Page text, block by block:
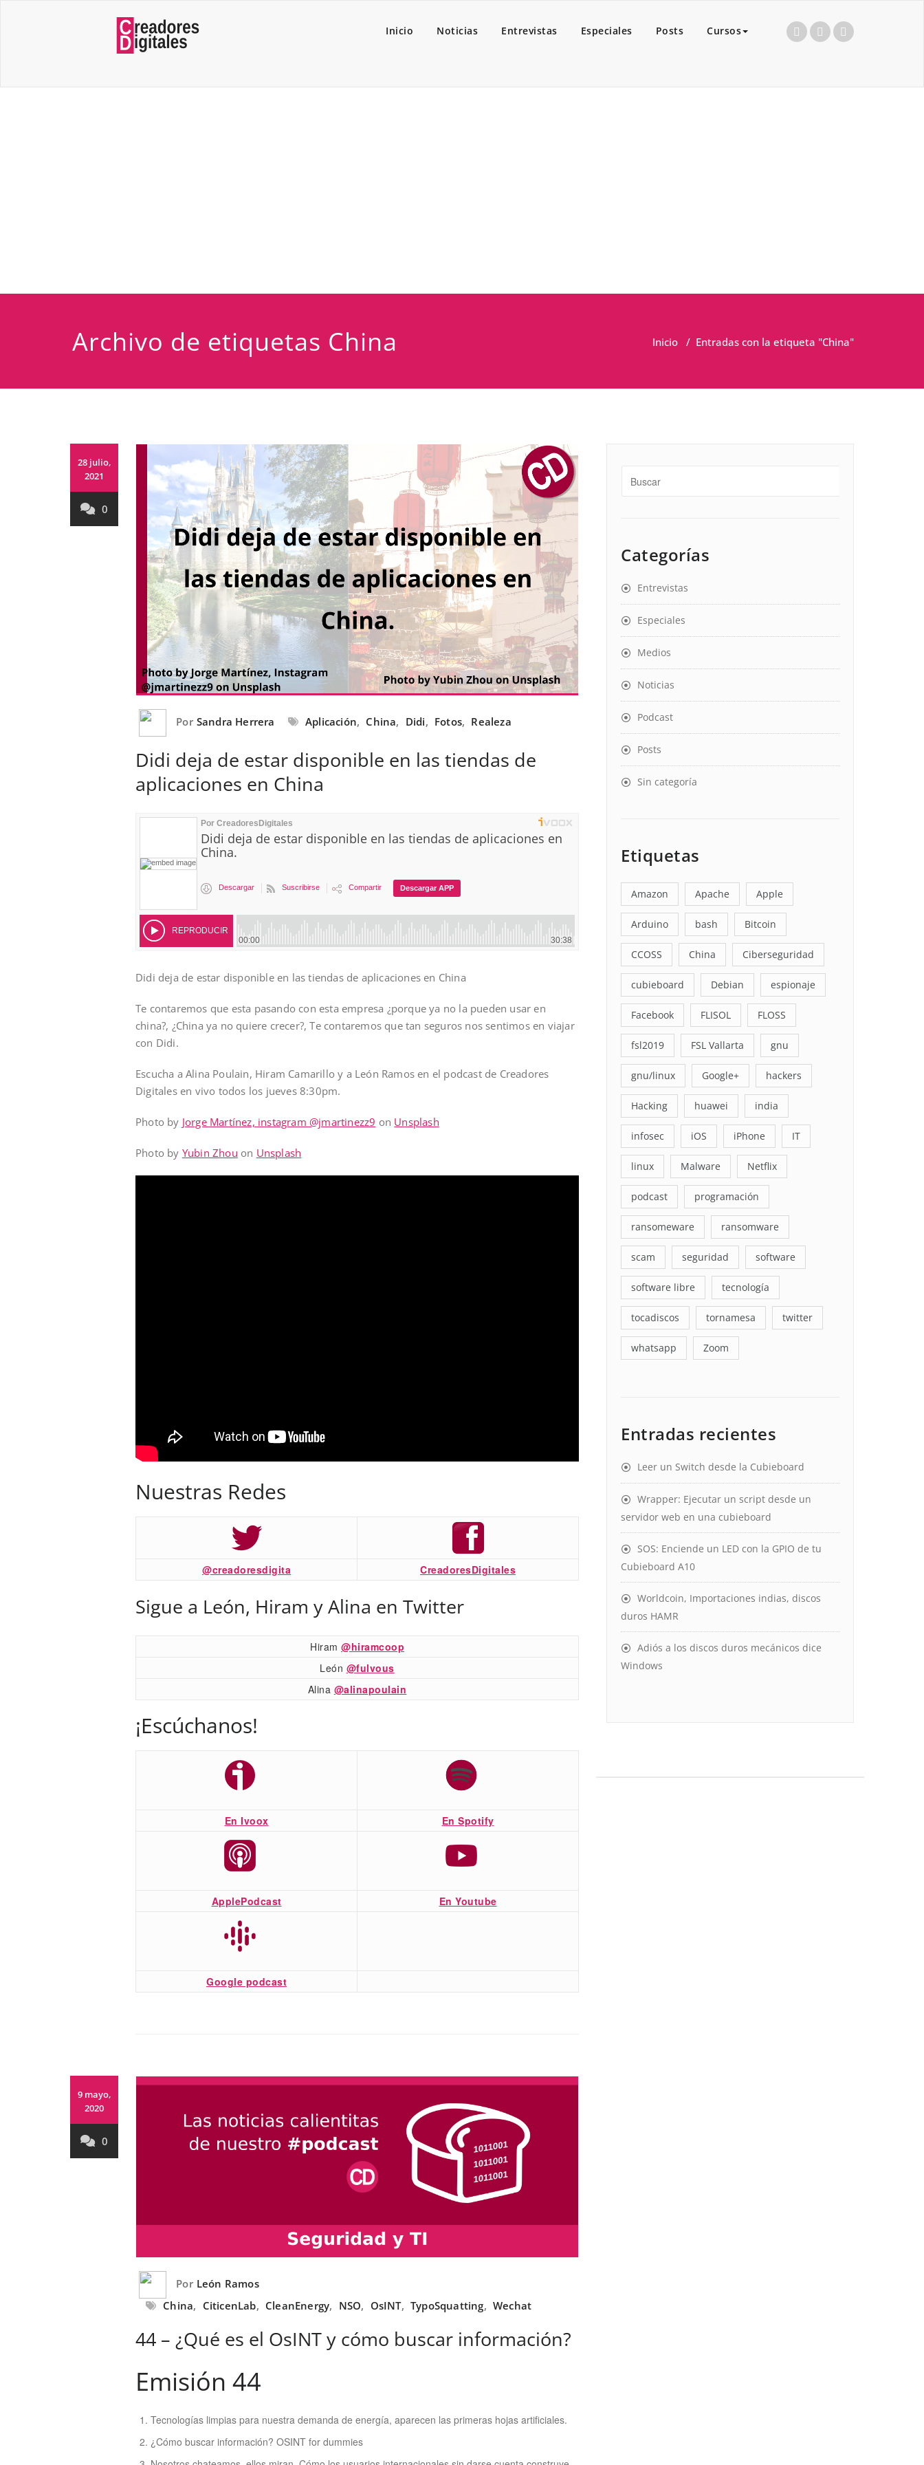
Inicio Noticias Entrevistas Especiales Posts Cursos
Archivo de etiquetas China Inicio / Entradas con la etiqueta "China"
28 julio,
2021
0
Por Sandra Herrera Aplicación, China, Didi, Fotos, Realeza
Didi deja de estar disponible en las tiendas de
aplicaciones en China
Didi deja de estar disponible en las tiendas de aplicaciones en China
Te contaremos que esta pasando con esta empresa ¿porque ya no la pueden usar en
china?, ¿China ya no quiere crecer?, Te contaremos que tan seguros nos sentimos en viajar
con Didi.
Escucha a Alina Poulain, Hiram Camarillo y a León Ramos en el podcast de Creadores
Digitales en vivo todos los jueves 8:30pm.
Photo by Jorge Martínez, instagram @jmartinezz9 on Unsplash
Photo by Yubin Zhou on Unsplash
Nuestras Redes
@creadoresdigita CreadoresDigitales
Sigue a León, Hiram y Alina en Twitter
Hiram @hiramcoop
León @fulvous
Alina @alinapoulain
¡Escúchanos!
En Ivoox En Spotify
ApplePodcast En Youtube
Google podcast
9 mayo,
2020
0
Por León Ramos
China, CiticenLab, CleanEnergy, NSO, OsINT, TypoSquatting, Wechat
44 – ¿Qué es el OsINT y cómo buscar información?
Emisión 44
Tecnologías limpias para nuestra demanda de energía, aparecen las primeras hojas artificiales.
¿Cómo buscar información? OSINT for dummies
Categorías
Entrevistas
Especiales
Medios
Noticias
Podcast
Posts
Sin categoría
Etiquetas
Amazon Apache Apple
Arduino bash Bitcoin
CCOSS China Ciberseguridad
cubieboard Debian espionaje
Facebook FLISOL FLOSS
fsl2019 FSL Vallarta gnu
gnu/linux Google+ hackers
Hacking huawei india
infosec iOS iPhone IT
linux Malware Netflix
podcast programación
ransomeware ransomware
scam seguridad software
software libre tecnología
tocadiscos tornamesa twitter
whatsapp Zoom
Entradas recientes
Leer un Switch desde la Cubieboard
Wrapper: Ejecutar un script desde un
servidor web en una cubieboard
SOS: Enciende un LED con la GPIO de tu
Cubieboard A10
Worldcoin, Importaciones indias, discos
duros HAMR
Adiós a los discos duros mecánicos dice
Windows